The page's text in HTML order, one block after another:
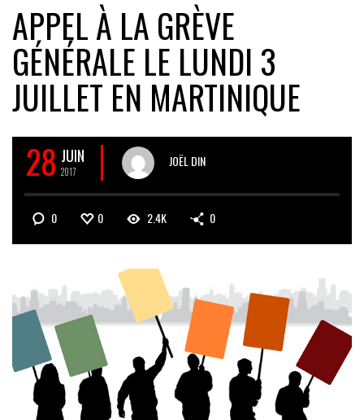
APPEL À LA GRÈVE
GÉNÉRALE LE LUNDI 3
JUILLET EN MARTINIQUE
28 JUIN
2017
JOËL DIN
0 0 2.4K 0